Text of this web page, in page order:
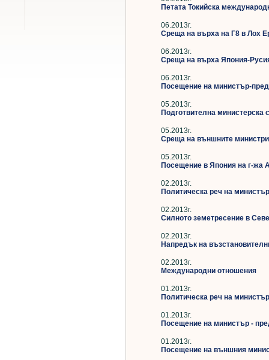
Петата Токийска
06.2013г.
Среща на върха на Г8 в Лох
06.2013г.
Среща на върха Япония-
06.2013г.
Посещение на министър-
05.2013г.
Подготвителна министерска
05.2013г.
Среща на външните
05.2013г.
Посещение в Япония на г-жа
02.2013г.
Политическа реч на
02.2013г.
Силното земетресение в
02.2013г.
Напредък на
02.2013г.
Международни отношения
01.2013г.
Политическа реч на
01.2013г.
Посещение на министър -
01.2013г.
Посещение на външния